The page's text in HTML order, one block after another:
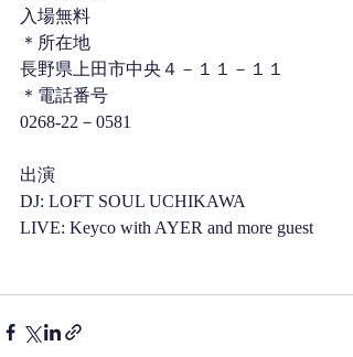
入場無料
＊所在地
長野県上田市中央４－１１－１１
＊電話番号
0268‐22－0581
出演
DJ: LOFT SOUL UCHIKAWA
LIVE: Keyco with AYER and more guest